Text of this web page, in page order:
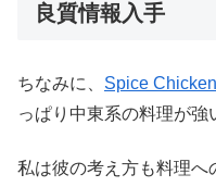
良質情報入手
ちなみに、 Spice Chicken
っぱり中東系の料理が強
私は彼の考え方も料理へ